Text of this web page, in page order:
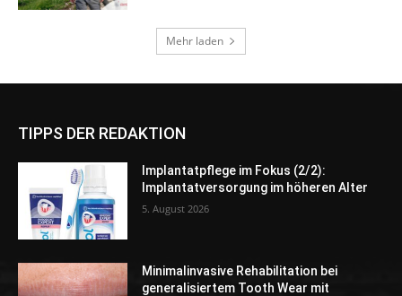
TIPPS DER REDAKTION
Implantatpflege im Fokus (2/2):
Implantatversorgung im höheren Alter
5. August 2026
Minimalinvasive Rehabilitation bei
generalisiertem Tooth Wear mit